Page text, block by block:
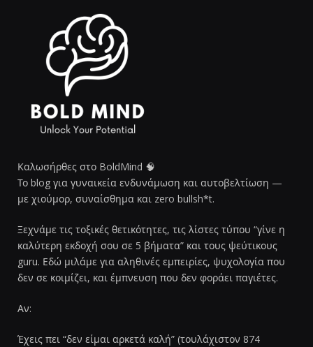
Καλωσήρθες στο BoldMind 🧠
Το blog για γυναικεία ενδυνάμωση και αυτοβελτίωση —
με χιούμορ, συναίσθημα και zero bullsh*t.
Ξεχνάμε τις τοξικές θετικότητες, τις λίστες τύπου “γίνε η
καλύτερη εκδοχή σου σε 5 βήματα” και τους ψεύτικους
guru. Εδώ μιλάμε για αληθινές εμπειρίες, ψυχολογία που
δεν σε κοιμίζει, και έμπνευση που δεν φοράει παγιέτες.
Αν:
Έχεις πει “δεν είμαι αρκετά καλή” (τουλάχιστον 874